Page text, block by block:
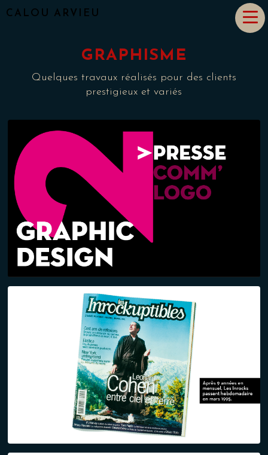
CALOU ARVIEU
GRAPHISME
Quelques travaux réalisés pour des clients
prestigieux et variés